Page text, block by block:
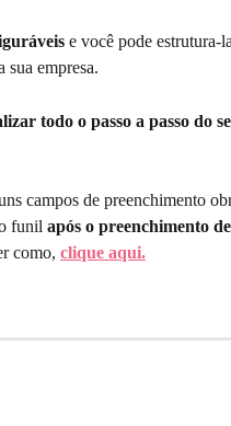
e você pode estrutura-
sua empresa.
todo o passo a passo do
campos de preenchimento
funil após o preenchimento
como, clique aqui.